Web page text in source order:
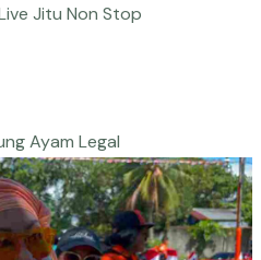
Jitu Non Stop
Ayam Legal